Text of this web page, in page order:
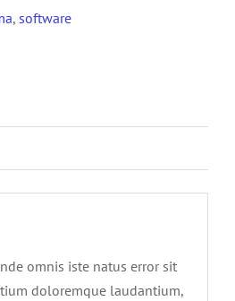
, software
omnis iste natus error sit
doloremque laudantium,